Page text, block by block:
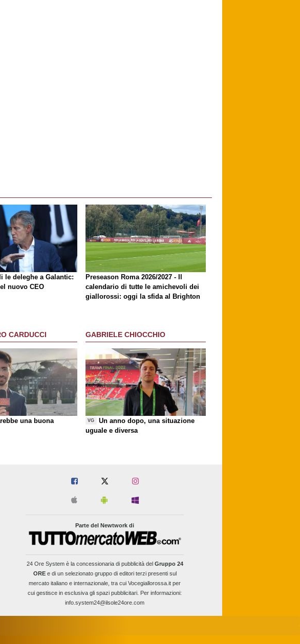
le deleghe a Galantic:
nuovo CEO
Preseason Roma 2026/2027 - Il
calendario di tutte le amichevoli dei
giallorossi: oggi la sfida al Brighton
CARDUCCI
una buona
GABRIELE CHIOCCHIO
VG
Un anno dopo, una situazione
uguale e diversa
Parte del Newtwork di
24 Ore Systemè la concessionaria di pubblicità del Gruppo 24
OREe di un selezionato gruppo di editori terzi presenti sul
mercato italiano e internazionale, tra cui Vocegiallorossa.it per
cui gestisce in esclusiva gli spazi pubblicitari. Per informazioni:
info.system24@ilsole24ore.com